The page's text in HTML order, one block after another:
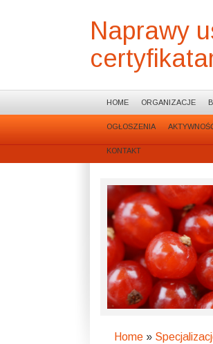
Naprawy
HOME ORGANIZACJE
OGŁOSZENIA
KONTAKT
Home »